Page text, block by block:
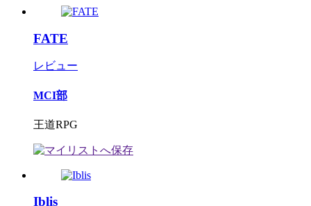
FATE
レビュー
MCI部
王道RPG
Iblis